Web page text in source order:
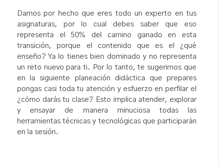
Damos por hecho que eres todo un experto en tus
asignaturas, por lo cual debes saber que eso
representa el 50% del camino ganado en esta
transición, porque el contenido que es el ¿qué
enseño? Ya lo tienes bien dominado y no representa
un reto nuevo para ti. Por lo tanto, te sugerimos que
en la siguiente planeación didáctica que prepares
pongas casi toda tu atención y esfuerzo en perfilar el
¿cómo darás tu clase? Esto implica atender, explorar
y ensayar de manera minuciosa todas las
herramientas técnicas y tecnológicas que participarán
en la sesión.